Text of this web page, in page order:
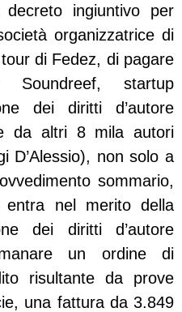
ingiuntivo per
organizzatrice di
di Fedez, di pagare
startup
dei diritti d’autore
da altri 8 mila autori
D’Alessio), non solo a
sommario,
nel merito della
dei diritti d’autore
un ordine di
risultante da prove
una fattura da 3.849